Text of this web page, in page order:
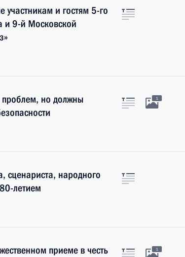
участникам и гостям 5-го
и 9-й Московской
но должны
1
сценариста, народного
летием
приеме в честь
1